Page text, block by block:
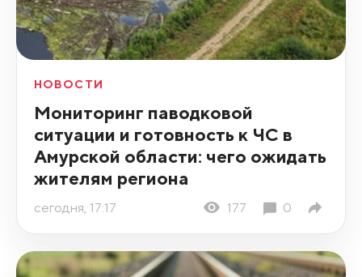
НОВОСТИ
Мониторинг паводковой
ситуации и готовность к ЧС в
Амурской области: чего ожидать
жителям региона
сегодня, 17:17 177 0